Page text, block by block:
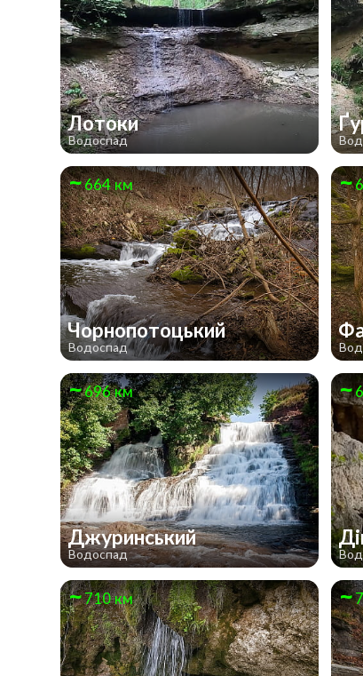
Лотоки
Водоспад
664 км
Чорнопотоцький
Водоспад
696 км
Джуринський
Водоспад
710 км